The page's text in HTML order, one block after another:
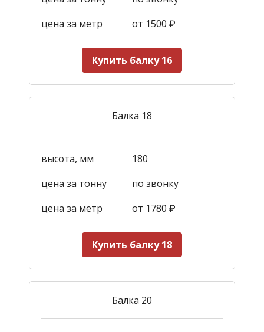
цена за метр
от 1500 ₽
Купить балку 16
Балка 18
высота, мм
180
цена за тонну
по звонку
цена за метр
от 1780 ₽
Купить балку 18
Балка 20